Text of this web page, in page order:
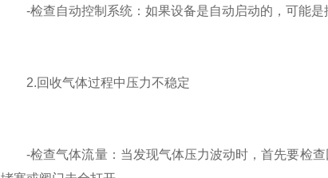
-检查自动控制系统：如果设备是自动启动的，可能是
2.回收气体过程中压力不稳定
-检查气体流量：当发现气体压力波动时，首先要检查